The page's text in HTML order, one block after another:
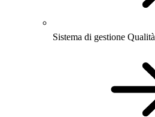
Sistema di gestione Qualità